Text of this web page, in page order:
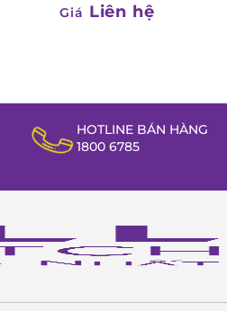
Giá Liên hệ
HOTLINE BÁN HÀNG
1800 6785